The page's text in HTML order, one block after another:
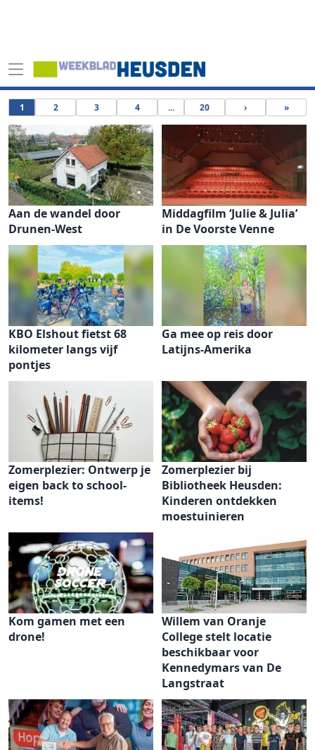
1 2 3 4 ... 20 › »
Aan de wandel door
Drunen-West
Middagfilm ‘Julie & Julia’
in De Voorste Venne
KBO Elshout fietst 68
kilometer langs vijf
pontjes
Ga mee op reis door
Latijns-Amerika
Zomerplezier: Ontwerp je
eigen back to school-
items!
Zomerplezier bij
Bibliotheek Heusden:
Kinderen ontdekken
moestuinieren
Kom gamen met een
drone!
Willem van Oranje
College stelt locatie
beschikbaar voor
Kennedymars van De
Langstraat